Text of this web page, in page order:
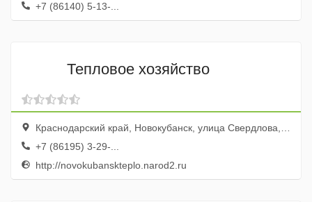
+7 (86140) 5-13-...
Тепловое хозяйство
Краснодарский край, Новокубанск, улица Свердлова, 84
+7 (86195) 3-29-...
http://novokubanskteplo.narod2.ru